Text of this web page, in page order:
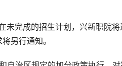
未完成的招生计划，兴新职院
另行通知。